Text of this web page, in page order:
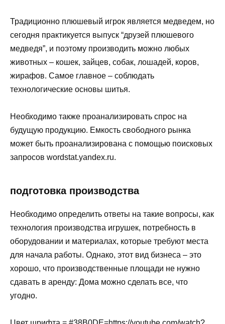
Традиционно плюшевый игрок является медведем, но
сегодня практикуется выпуск “друзей плюшевого
медведя”, и поэтому производить можно любых
животных – кошек, зайцев, собак, лошадей, коров,
жирафов. Самое главное – соблюдать
технологические основы шитья.
Необходимо также проанализировать спрос на
будущую продукцию. Емкость свободного рынка
может быть проанализирована с помощью поисковых
запросов wordstat.yandex.ru.
подготовка производства
Необходимо определить ответы на такие вопросы, как
технология производства игрушек, потребность в
оборудовании и материалах, которые требуют места
для начала работы. Однако, этот вид бизнеса – это
хорошо, что производственные площади не нужно
сдавать в аренду: Дома можно сделать все, что
угодно.